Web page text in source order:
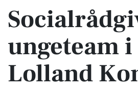
ungeteam i
Lolland